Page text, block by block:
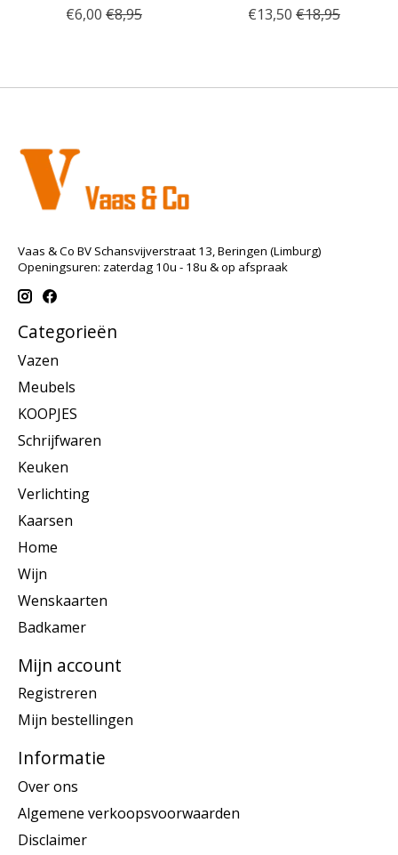
€6,00 €8,95
€13,50 €18,95
Vaas & Co BV Schansvijverstraat 13, Beringen (Limburg)
Openingsuren: zaterdag 10u - 18u & op afspraak
Categorieën
Vazen
Meubels
KOOPJES
Schrijfwaren
Keuken
Verlichting
Kaarsen
Home
Wijn
Wenskaarten
Badkamer
Mijn account
Registreren
Mijn bestellingen
Informatie
Over ons
Algemene verkoopsvoorwaarden
Disclaimer